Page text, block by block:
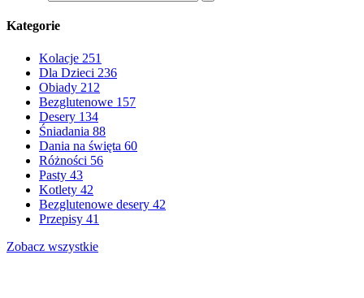
Kategorie
Kolacje 251
Dla Dzieci 236
Obiady 212
Bezglutenowe 157
Desery 134
Śniadania 88
Dania na święta 60
Różności 56
Pasty 43
Kotlety 42
Bezglutenowe desery 42
Przepisy 41
Zobacz wszystkie